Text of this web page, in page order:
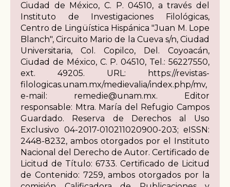
Ciudad de México, C. P. 04510, a través del
Instituto de Investigaciones Filológicas,
Centro de Lingüística Hispánica "Juan M. Lope
Blanch", Circuito Mario de la Cueva s/n, Ciudad
Universitaria, Col. Copilco, Del. Coyoacán,
Ciudad de México, C. P. 04510, Tel.: 56227550,
ext. 49205. URL: https://revistas-
filologicas.unam.mx/medievalia/index.php/mv,
e-mail: remedie@unam.mx. Editor
responsable: Mtra. María del Refugio Campos
Guardado. Reserva de Derechos al Uso
Exclusivo 04-2017-010211020900-203; eISSN:
2448-8232, ambos otorgados por el Instituto
Nacional del Derecho de Autor. Certificado de
Licitud de Título: 6733. Certificado de Licitud
de Contenido: 7259, ambos otorgados por la